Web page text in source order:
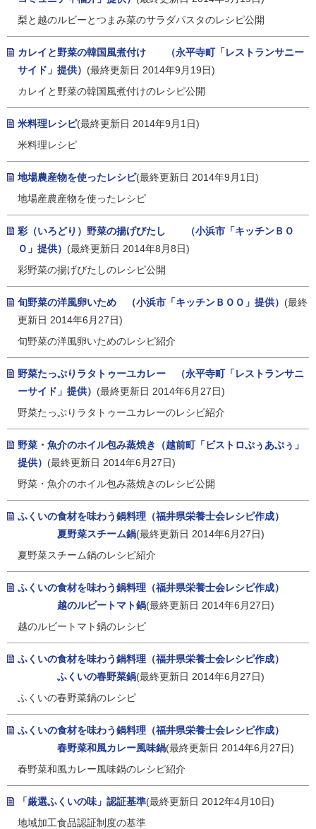
梨と越のルビーとつまみ菜のサラダパスタのレシピ公開
カレイと野菜の韓国風煮付け （永平寺町「レストランサニー
サイド」提供） (最終更新日 2014年9月19日)
カレイと野菜の韓国風煮付けのレシピ公開
米料理レシピ(最終更新日 2014年9月1日)
米料理レシピ
地場農産物を使ったレシピ(最終更新日 2014年9月1日)
地場産農産物を使ったレシピ
彩（いろどり）野菜の揚げびたし （小浜市「キッチンＢＯ
Ｏ」提供） (最終更新日 2014年8月8日)
彩野菜の揚げびたしのレシピ公開
旬野菜の洋風卵いため （小浜市「キッチンＢＯＯ」提供） (最終
更新日 2014年6月27日)
旬野菜の洋風卵いためのレシピ紹介
野菜たっぷりラタトゥーユカレー （永平寺町「レストランサニ
ーサイド」提供） (最終更新日 2014年6月27日)
野菜たっぷりラタトゥーユカレーのレシピ紹介
野菜・魚介のホイル包み蒸焼き（越前町「ビストロぷぅあぷぅ」
提供） (最終更新日 2014年6月27日)
野菜・魚介のホイル包み蒸焼きのレシピ公開
ふくいの食材を味わう鍋料理（福井県栄養士会レシピ作成）
夏野菜スチーム鍋(最終更新日 2014年6月27日)
夏野菜スチーム鍋のレシピ紹介
ふくいの食材を味わう鍋料理（福井県栄養士会レシピ作成）
越のルビートマト鍋(最終更新日 2014年6月27日)
越のルビートマト鍋のレシピ
ふくいの食材を味わう鍋料理（福井県栄養士会レシピ作成）
ふくいの春野菜鍋(最終更新日 2014年6月27日)
ふくいの春野菜鍋のレシピ
ふくいの食材を味わう鍋料理（福井県栄養士会レシピ作成）
春野菜和風カレー風味鍋(最終更新日 2014年6月27日)
春野菜和風カレー風味鍋のレシピ紹介
「厳選ふくいの味」認証基準(最終更新日 2012年4月10日)
地域加工食品認証制度の基準